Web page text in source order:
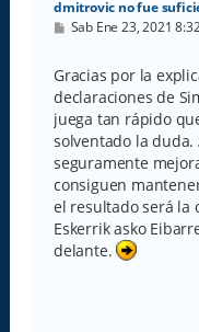
dmitrovic no fue
M
s
a
j
e
Sab Ene 23, 2021
Gracias por la
declaraciones de
juega tan rápido
solventado la duda.
seguramente
consiguen
el resultado será la
Eskerrik asko
delante.